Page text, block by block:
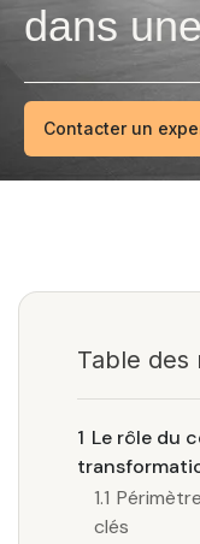
dans
Contacter un
Table des
1 Le rôle du
1.1
clés